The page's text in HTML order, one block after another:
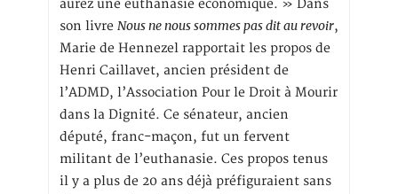
aurez une euthanasie économique. » Dans
son livre Nous ne nous sommes pas dit au revoir,
Marie de Hennezel rapportait les propos de
Henri Caillavet, ancien président de
l’ADMD, l’Association Pour le Droit à Mourir
dans la Dignité. Ce sénateur, ancien
député, franc-maçon, fut un fervent
militant de l’euthanasie. Ces propos tenus
il y a plus de 20 ans déjà préfiguraient sans